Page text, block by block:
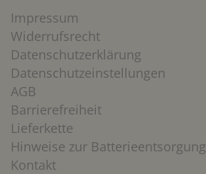
Impressum
Widerrufsrecht
Datenschutzerklärung
Datenschutzeinstellungen
AGB
Barrierefreiheit
Lieferkette
Hinweise zur Batterieentsorgung
Kontakt